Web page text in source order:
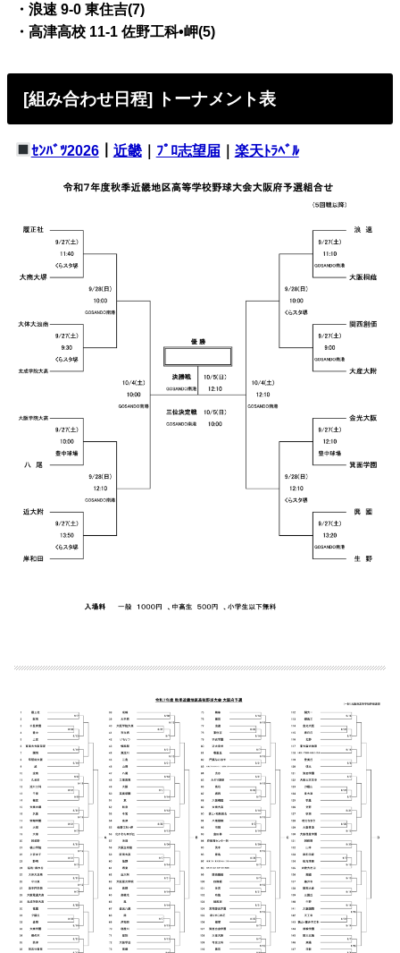
・浪速 9-0 東住吉(7)
・高津高校 11-1 佐野工科•岬(5)
[組み合わせ日程] トーナメント表
ｾﾝﾊﾞﾂ2026｜ 近畿｜ ﾌﾟﾛ志望届｜ 楽天ﾄﾗﾍﾞﾙ